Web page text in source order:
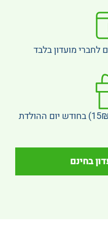
לחברי מועדון בלבד
בחינם